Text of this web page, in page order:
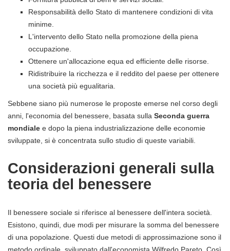
Responsabilità dello Stato di mantenere condizioni di vita
minime.
L'intervento dello Stato nella promozione della piena
occupazione.
Ottenere un'allocazione equa ed efficiente delle risorse.
Ridistribuire la ricchezza e il reddito del paese per ottenere
una società più egualitaria.
Sebbene siano più numerose le proposte emerse nel corso degli
anni, l'economia del benessere, basata sulla Seconda guerra
mondiale e dopo la piena industrializzazione delle economie
sviluppate, si è concentrata sullo studio di queste variabili.
Considerazioni generali sulla
teoria del benessere
Il benessere sociale si riferisce al benessere dell'intera società.
Esistono, quindi, due modi per misurare la somma del benessere
di una popolazione. Questi due metodi di approssimazione sono il
metodo ordinale, sviluppato dall'economista Wilfredo Pareto. Così